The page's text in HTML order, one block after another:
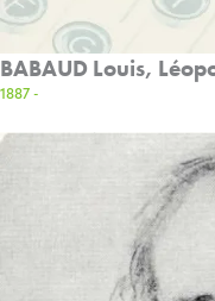
BABAUD Louis,
1887 -